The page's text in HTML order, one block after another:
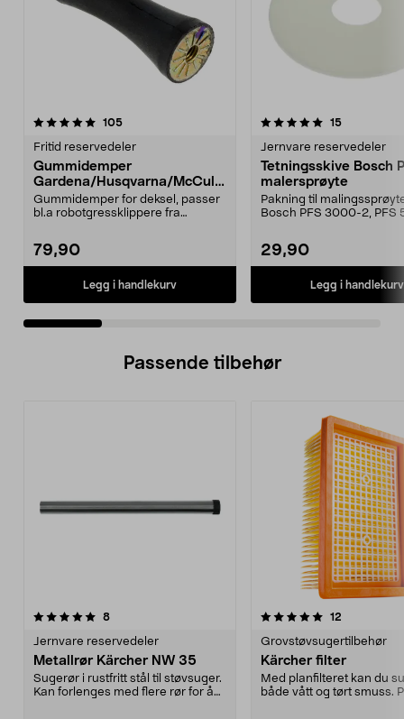
105anmeldelser
Fritid reservedeler
Gummidemper
Gardena/Husqvarna/McCullo
ch/Flymo
Gummidemper for deksel, passer
bl.a robotgressklippere fra
79,90
Legg i handlekurv
5.0 av 5 stjerner 15anmeldelser
Jernvare reservedeler
Tetningsskive Bosch
malersprøyte
Pakning til
Bosch PFS 3000-2, PFS
29,90
Legg i handlekurv
4.5 av 5 stjerner
Passende tilbehør
8anmeldelser
Jernvare reservedeler
Metallrør Kärcher NW 35
Sugerør i rustfritt stål til støvsuger.
Kan forlenges med flere rør for å
5.0av 5 stjerner 12
Grovstøvsugertilbehør
Kärcher filter
Med planfilteret kan du
både vått og tørt smuss.
5.0av 5 stjerner